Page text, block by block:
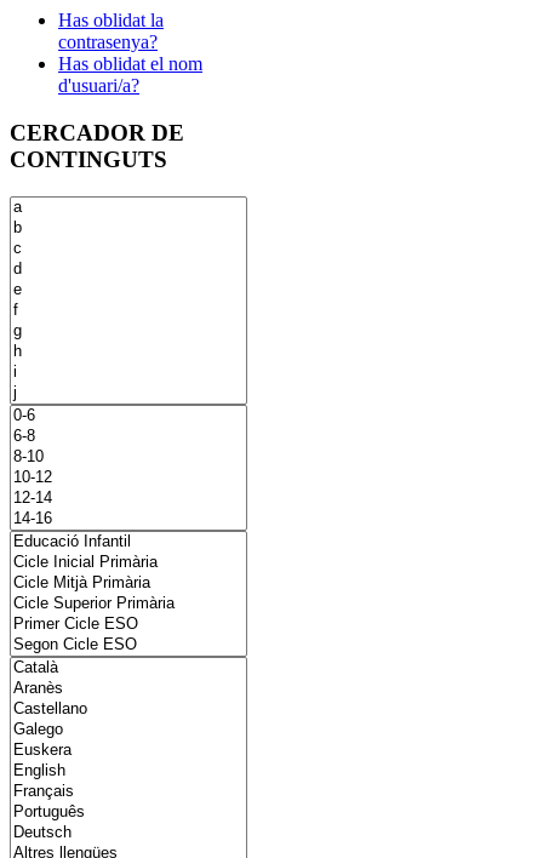
Has oblidat la
contrasenya?
Has oblidat el nom
d'usuari/a?
CERCADOR DE
CONTINGUTS